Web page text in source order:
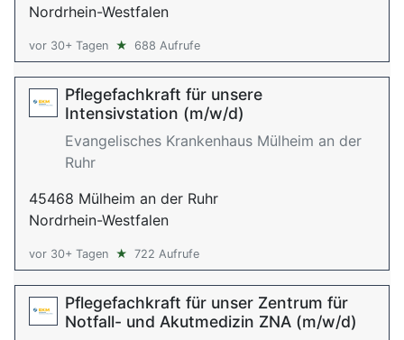
Nordrhein-Westfalen
vor 30+ Tagen ★ 688 Aufrufe
Pflegefachkraft für unsere
Intensivstation (m/w/d)
Evangelisches Krankenhaus Mülheim an der
Ruhr
45468 Mülheim an der Ruhr
Nordrhein-Westfalen
vor 30+ Tagen ★ 722 Aufrufe
Pflegefachkraft für unser Zentrum für
Notfall- und Akutmedizin ZNA (m/w/d)